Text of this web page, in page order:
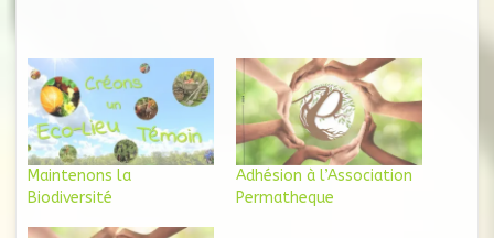
Maintenons la
Biodiversité
Adhésion à l’Association
Permatheque